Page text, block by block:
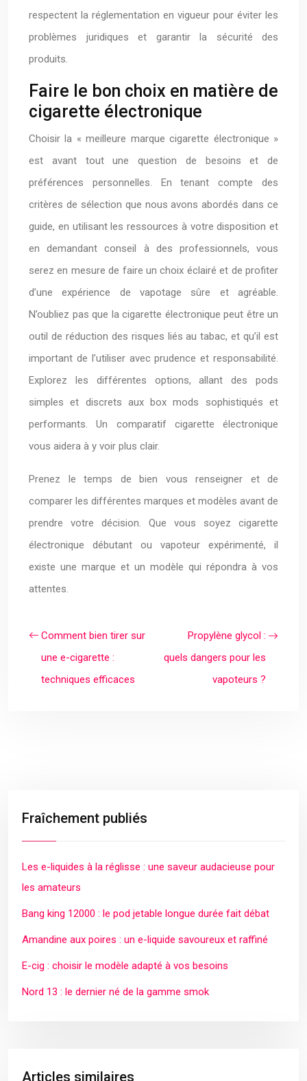
respectent la réglementation en vigueur pour éviter les
problèmes juridiques et garantir la sécurité des
produits.
Faire le bon choix en matière de
cigarette électronique
Choisir la « meilleure marque cigarette électronique »
est avant tout une question de besoins et de
préférences personnelles. En tenant compte des
critères de sélection que nous avons abordés dans ce
guide, en utilisant les ressources à votre disposition et
en demandant conseil à des professionnels, vous
serez en mesure de faire un choix éclairé et de profiter
d’une expérience de vapotage sûre et agréable.
N’oubliez pas que la cigarette électronique peut être un
outil de réduction des risques liés au tabac, et qu’il est
important de l’utiliser avec prudence et responsabilité.
Explorez les différentes options, allant des pods
simples et discrets aux box mods sophistiqués et
performants. Un comparatif cigarette électronique
vous aidera à y voir plus clair.
Prenez le temps de bien vous renseigner et de
comparer les différentes marques et modèles avant de
prendre votre décision. Que vous soyez cigarette
électronique débutant ou vapoteur expérimenté, il
existe une marque et un modèle qui répondra à vos
attentes.
Comment bien tirer sur
une e-cigarette :
techniques efficaces
Propylène glycol :
quels dangers pour les
vapoteurs ?
Fraîchement publiés
Les e-liquides à la réglisse : une saveur audacieuse pour
les amateurs
Bang king 12000 : le pod jetable longue durée fait débat
Amandine aux poires : un e-liquide savoureux et raffiné
E-cig : choisir le modèle adapté à vos besoins
Nord 13 : le dernier né de la gamme smok
Articles similaires